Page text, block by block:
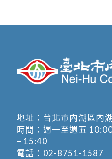
地址： 台北市內湖區內
時間：週一至週五
– 15:40
電話： 02-8751-1587